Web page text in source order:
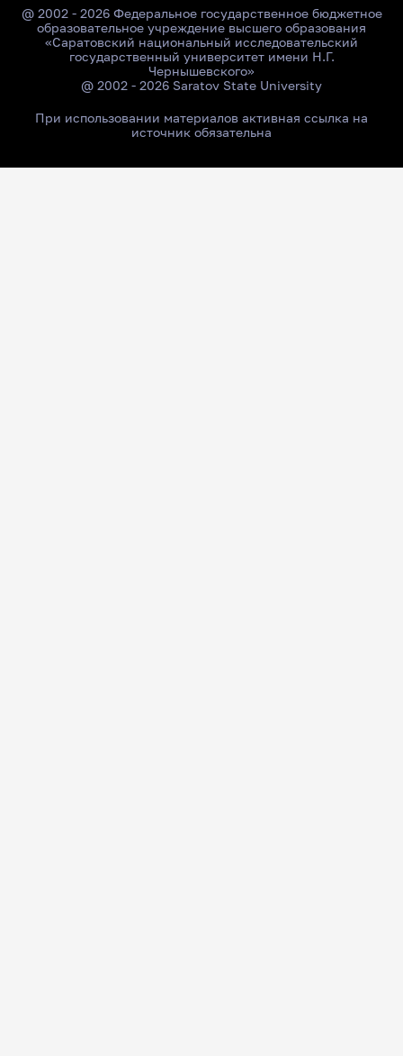
@ 2002 - 2026 Федеральное государственное бюджетное
образовательное учреждение высшего образования
«Саратовский национальный исследовательский
государственный университет имени Н.Г.
Чернышевского»
@ 2002 - 2026 Saratov State University
При использовании материалов активная ссылка на
источник обязательна